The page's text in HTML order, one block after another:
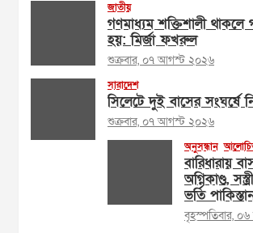
জাতীয়
গণমাধ্যম শক্তিশালী থাকলে
হয়: মির্জা ফখরুল
শুক্রবার, ০৭ আগস্ট ২০২৬
সারাদেশ
সিলেটে দুই বাসের সংঘর্ষে
শুক্রবার, ০৭ আগস্ট ২০২৬
অনুসন্ধান
বারিধারায়
অগ্নিকাণ্ড,
ভর্তি
বৃহস্পতিবার,